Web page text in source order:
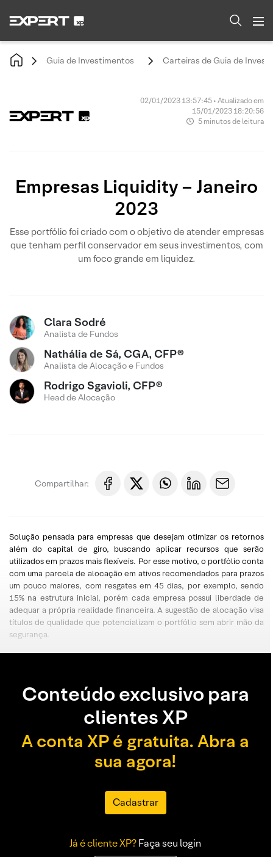
Guia de Investimentos Carteiras de Guia de
02/01/2023 13:57:45 • Atualizado em
15/01/2023 18:20:56
5 minutos de leitura
Empresas Liquidity – Janeiro
2023
Esse portfólio foi criado com o objetivo de atender empresas
que tenham perfil conservador em seus investimentos, com
um foco grande em liquidez.
Clara Sodré
Analista de Fundos
Nathália de Sá, CGA, CFP®
Analista de Alocação e Fundos
Rodrigo Sgavioli, CFP®
Head de Alocação
Compartilhar:
Solução pensada para empresas que desejam otimizar os retornos
além do capital de giro, buscando aplicar recursos que serão
utilizados em prazos mais flexíveis. Por esse motivo, o portfólio conta
com uma parcela de alocação em ativos recomendados para prazos
um pouco maiores, com resgates em 45 dias, por exemplo, sendo
15% na estrutura inicial, porém cada empresa possui liberdade de
adequar a própria realidade financeira. A sugestão de alocação visa
títulos de qualidade que potencializam o portfólio sem abrir mão da
segurança.
Conteúdo exclusivo para
clientes XP
A conta XP é gratuita. Abra a
sua agora!
Cadastrar
Já é cliente XP?Faça seu login